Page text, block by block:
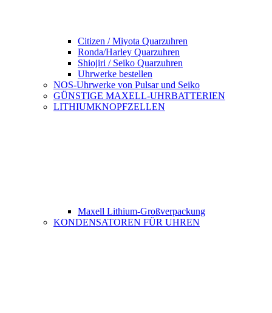
Citizen / Miyota Quarzuhren
Ronda/Harley Quarzuhren
Shiojiri / Seiko Quarzuhren
Uhrwerke bestellen
NOS-Uhrwerke von Pulsar und Seiko
GÜNSTIGE MAXELL-UHRBATTERIEN
LITHIUMKNOPFZELLEN
Maxell Lithium-Großverpackung
KONDENSATOREN FÜR UHREN